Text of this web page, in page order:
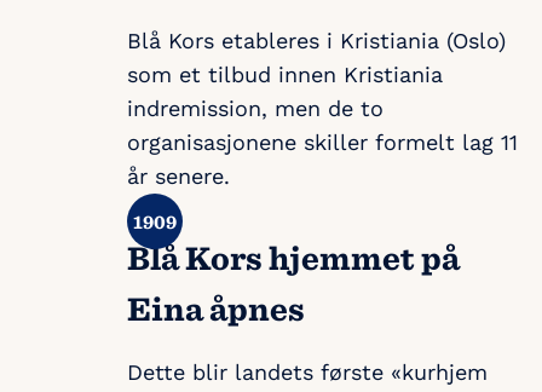
Blå Kors etableres i Kristiania (Oslo)
som et tilbud innen Kristiania
indremission, men de to
organisasjonene skiller formelt lag 11
år senere.
Blå Kors hjemmet på
Eina åpnes
Dette blir landets første «kurhjem